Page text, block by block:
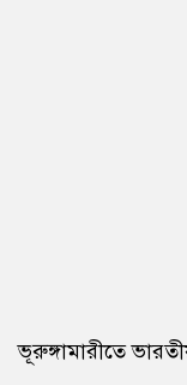
ভূরুঙ্গামারীতে